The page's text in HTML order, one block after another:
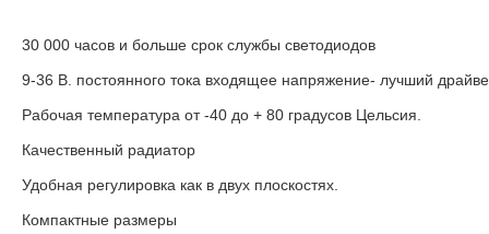
30 000 часов и больше срок службы светодиодов
9-36 В. постоянного тока входящее напряжение- лучший
Рабочая температура от -40 до + 80 градусов Цельсия.
Качественный радиатор
Удобная регулировка как в двух плоскостях.
Компактные размеры